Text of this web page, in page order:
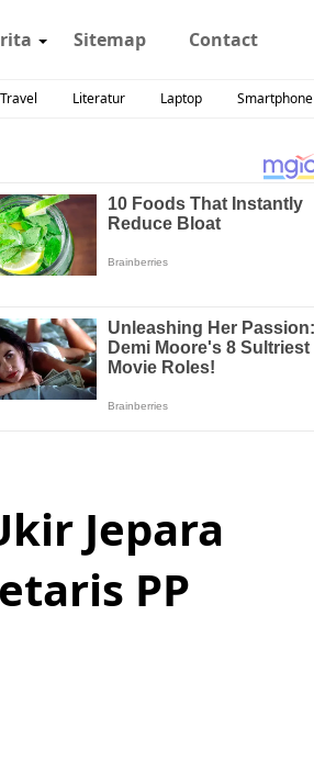
Sitemap Contact
Travel Literatur Laptop Smartphone
Jepara
PP